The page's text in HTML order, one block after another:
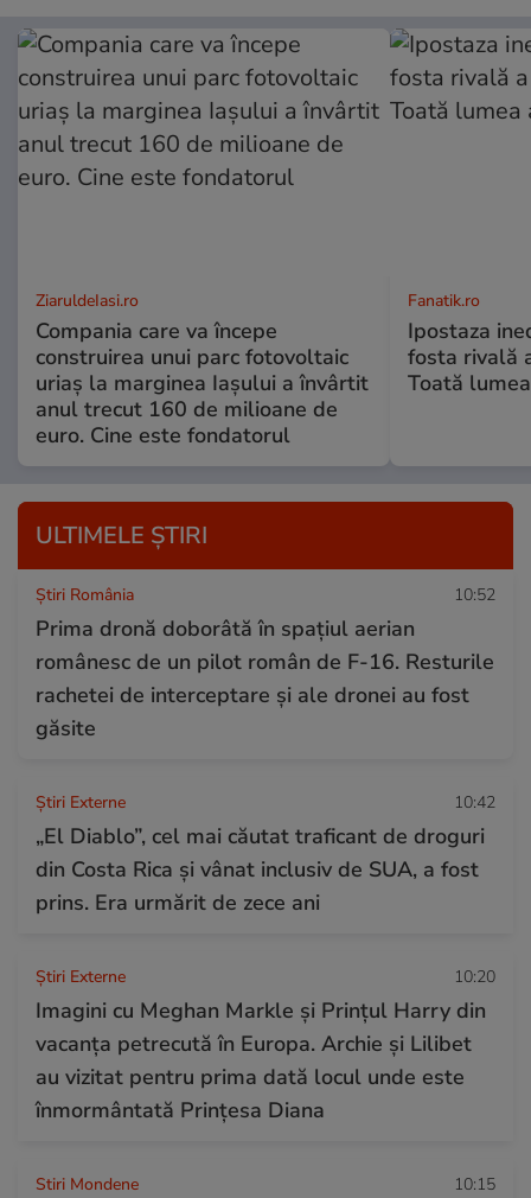
ZiaruldeIasi.ro
Compania care va începe
construirea unui parc fotovoltaic
uriaș la marginea Iașului a învârtit
anul trecut 160 de milioane de
euro. Cine este fondatorul
Fanatik.ro
Ipostaza
fosta rivală
Toată
ULTIMELE ȘTIRI
Știri România 10:52
Prima dronă doborâtă în spațiul aerian
românesc de un pilot român de F-16. Resturile
rachetei de interceptare și ale dronei au fost
găsite
Știri Externe 10:42
„El Diablo”, cel mai căutat traficant de droguri
din Costa Rica și vânat inclusiv de SUA, a fost
prins. Era urmărit de zece ani
Știri Externe 10:20
Imagini cu Meghan Markle și Prințul Harry din
vacanța petrecută în Europa. Archie și Lilibet
au vizitat pentru prima dată locul unde este
înmormântată Prințesa Diana
Stiri Mondene 10:15